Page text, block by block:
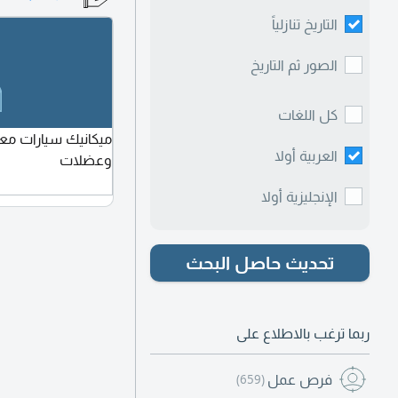
التاريخ تنازلياً
الصور ثم التاريخ
كل اللغات
العربية أولا
الإنجليزية أولا
تحديث حاصل البحث
ربما ترغب بالاطلاع على
فرص عمل (659)
ميكانيك سيارات
وعضلات